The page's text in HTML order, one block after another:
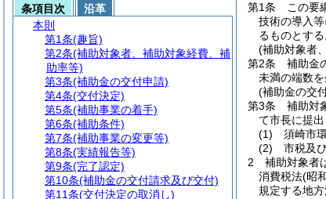
第1条
この要
技術の導入
るものとする
(補助対象者
第2条
補助金
未満の端数
(補助金の交
第3条
補助対
て市長に提出
(1)
須崎市
(2)
市税及
2
補助対象者
消費税法(昭
規定する地
条項目次
沿革
本則
第1条(趣旨)
第2条(補助対象者、補助対象経費、補
助率等)
第3条(補助金の交付申請)
第4条(交付決定)
第5条(補助事業の着手)
第6条(補助条件)
第7条(補助事業の変更等)
第8条(実績報告等)
第9条(完了認定)
第10条(補助金の交付請求及び交付)
第11条(交付決定の取消し)